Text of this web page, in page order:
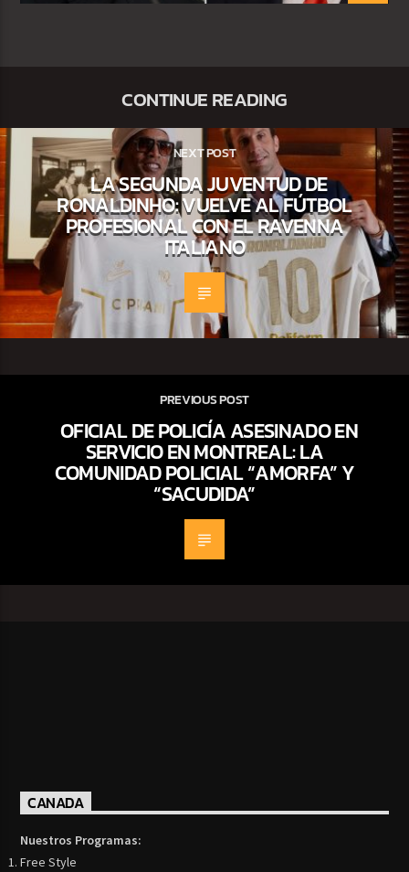
CONTINUE READING
NEXT POST
LA SEGUNDA JUVENTUD DE
RONALDINHO: VUELVE AL FÚTBOL
PROFESIONAL CON EL RAVENNA
ITALIANO
PREVIOUS POST
OFICIAL DE POLICÍA ASESINADO EN
SERVICIO EN MONTREAL: LA
COMUNIDAD POLICIAL “AMORFA” Y
“SACUDIDA”
CANADA
Nuestros Programas:
Free Style